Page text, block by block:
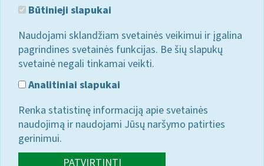
Būtinieji slapukai
Naudojami sklandžiam svetainės veikimui ir įgalina
pagrindines svetainės funkcijas. Be šių slapukų
svetainė negali tinkamai veikti.
Analitiniai slapukai
Renka statistinę informaciją apie svetainės
naudojimą ir naudojami Jūsų naršymo patirties
gerinimui.
PATVIRTINTI